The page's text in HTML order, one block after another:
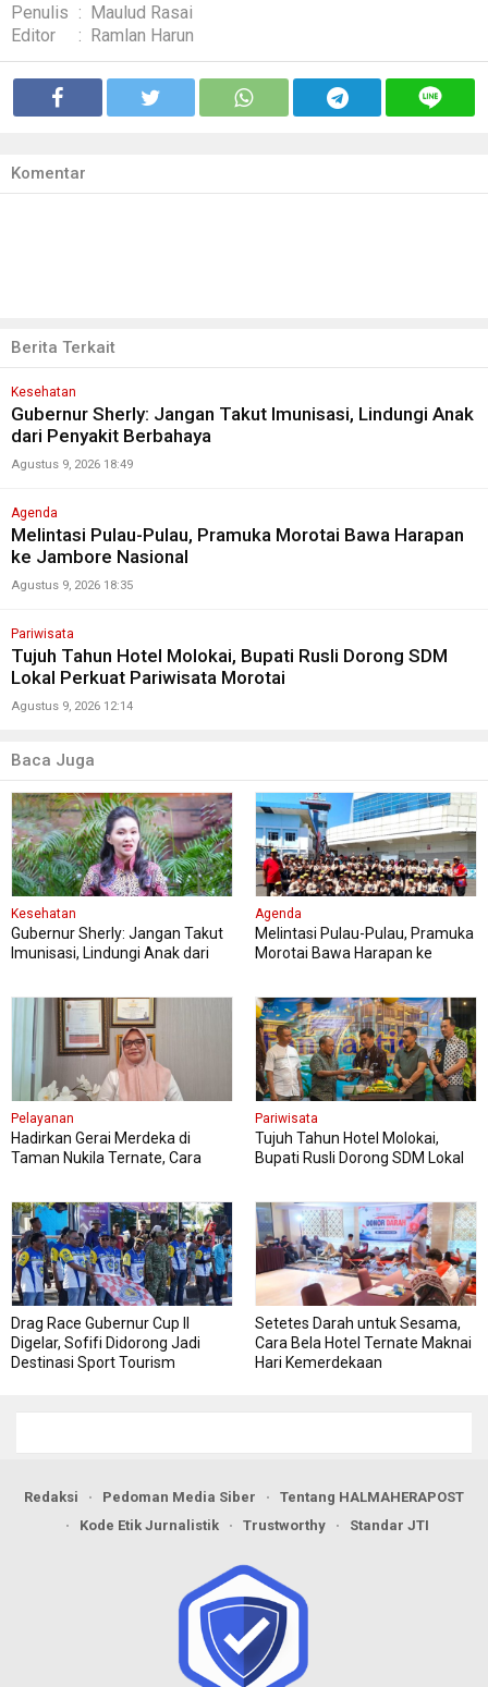
Penulis : Maulud Rasai
Editor
: Ramlan Harun
Komentar
Berita Terkait
Kesehatan
Gubernur Sherly: Jangan Takut Imunisasi, Lindungi Anak
dari Penyakit Berbahaya
Agustus 9, 2026 18:49
Agenda
Melintasi Pulau-Pulau, Pramuka Morotai Bawa Harapan
ke Jambore Nasional
Agustus 9, 2026 18:35
Pariwisata
Tujuh Tahun Hotel Molokai, Bupati Rusli Dorong SDM
Lokal Perkuat Pariwisata Morotai
Agustus 9, 2026 12:14
Baca Juga
Kesehatan
Gubernur Sherly: Jangan Takut
Imunisasi, Lindungi Anak dari
Agenda
Melintasi Pulau-Pulau, Pramuka
Morotai Bawa Harapan ke
Pelayanan
Hadirkan Gerai Merdeka di
Taman Nukila Ternate, Cara
Pariwisata
Tujuh Tahun Hotel Molokai,
Bupati Rusli Dorong SDM Lokal
Drag Race Gubernur Cup II
Digelar, Sofifi Didorong Jadi
Destinasi Sport Tourism
Setetes Darah untuk Sesama,
Cara Bela Hotel Ternate Maknai
Hari Kemerdekaan
Redaksi Pedoman Media Siber
Tentang HALMAHERAPOST
Kode Etik Jurnalistik
Trustworthy Standar JTI